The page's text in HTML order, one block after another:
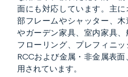
面にも対応しています。主
部フレームやシャッター、
やガーデン家具、室内家具
フローリング、プレフィニッ
RCCおよび金属・非金属表
用されています。